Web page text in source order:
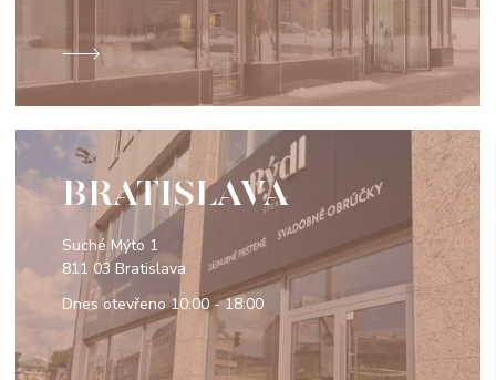
BRATISLAVA
Suché Mýto 1
811 03 Bratislava
Dnes otevřeno10:00 - 18:00